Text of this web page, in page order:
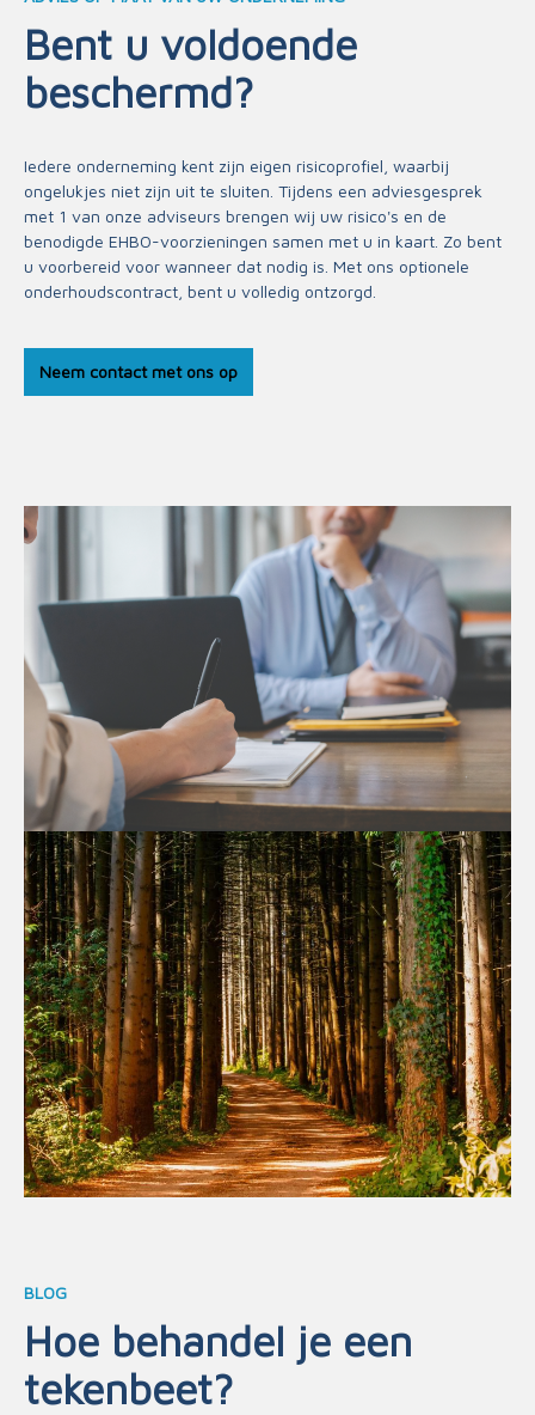
Bent u voldoende
beschermd?
Iedere onderneming kent zijn eigen risicoprofiel, waarbij
ongelukjes niet zijn uit te sluiten. Tijdens een adviesgesprek
met 1 van onze adviseurs brengen wij uw risico's en de
benodigde EHBO-voorzieningen samen met u in kaart. Zo bent
u voorbereid voor wanneer dat nodig is. Met ons optionele
onderhoudscontract, bent u volledig ontzorgd.
Neem contact met ons op
BLOG
Hoe behandel je een
tekenbeet?